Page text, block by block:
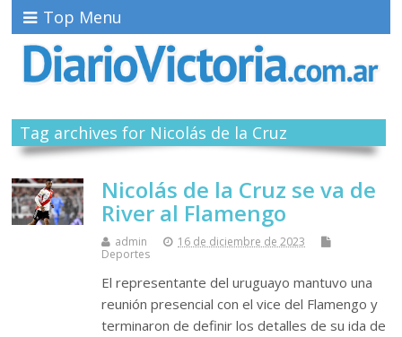
Top Menu
Tag archives for Nicolás de la Cruz
Nicolás de la Cruz se va de
River al Flamengo
admin
16 de diciembre de 2023
Deportes
El representante del uruguayo mantuvo una
reunión presencial con el vice del Flamengo y
terminaron de definir los detalles de su ida de